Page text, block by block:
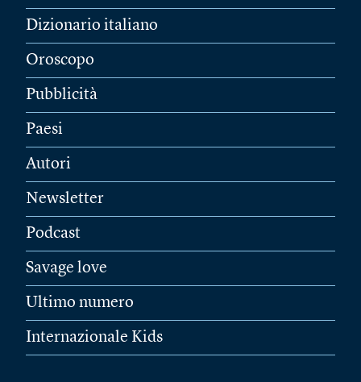
Dizionario italiano
Oroscopo
Pubblicità
Paesi
Autori
Newsletter
Podcast
Savage love
Ultimo numero
Internazionale Kids